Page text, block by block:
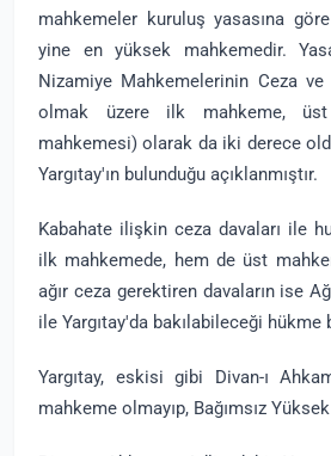
mahkemeler kuruluş yasasına
yine en yüksek mahkemedir.
Nizamiye Mahkemelerinin Ceza
olmak üzere ilk mahkeme,
mahkemesi) olarak da iki derece
Yargıtay'ın bulunduğu açıklanmıştır.
Kabahate ilişkin ceza davaları ile
ilk mahkemede, hem de üst
ağır ceza gerektiren davaların ise
ile Yargıtay'da bakılabileceği hükme
Yargıtay, eskisi gibi Divan-ı
mahkeme olmayıp, Bağımsız